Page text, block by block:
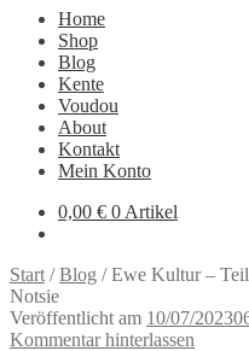
Home
Shop
Blog
Kente
Voudou
About
Kontakt
Mein Konto
0,00 € 0 Artikel
Start /Blog /Ewe Kultur –
Notsie
Veröffentlicht am 10/07/2023
Kommentar hinterlassen